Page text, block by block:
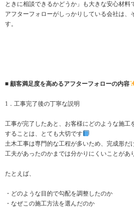
ときに相談できるかどうか」も大きな安心材料
アフターフォローがしっかりしている会社は、
す。
■ 顧客満足度を高めるアフターフォローの内容
1．工事完了後の丁寧な説明
工事が完了したあと、お客様にどのような施工
することは、とても大切です
土木工事は専門的な工程が多いため、完成形だ
工夫があったのかまでは分かりにくいことがあ
たとえば、
・どのような目的で勾配を調整したのか
・なぜこの施工方法を選んだのか